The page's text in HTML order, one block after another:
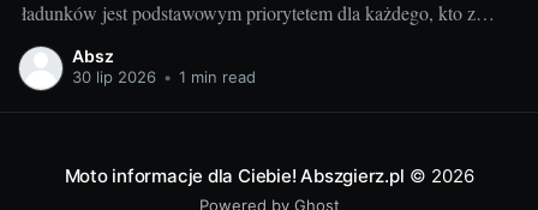
ładunków jest podstawowym priorytetem dla każdego, kto z
powodzeniem chce prowadzić biznes w branży transportowej.
Aby zapewnić stabilność mocowania oraz uniknąć potencjalnie
kluczowych elementów tego
Absz
30 lip 2026 • 1 min read
Moto informacje dla Ciebie! Abszgierz.pl © 2026
Powered by Ghost